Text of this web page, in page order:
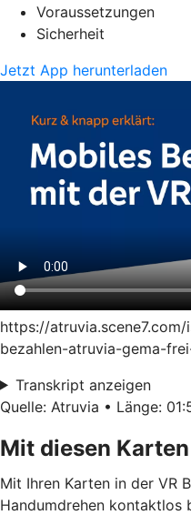
Voraussetzungen
Sicherheit
Jetzt App herunterladen
https://
bezahlen-atruvia-gema-
Transkript anzeigen
Quelle: Atruvia • Länge:
Mit diesen
Mit Ihren Karten in der VR
Handumdrehen kontaktlos